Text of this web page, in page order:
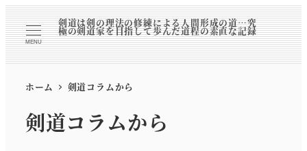
MENU
剣道は剣の理法の修練による人間形成の道…究
極の剣道家を目指して歩んだ道程の素直な記録
ホーム 剣道コラムから
剣道コラムから